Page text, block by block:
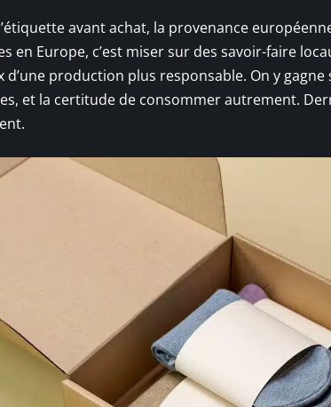
avant achat, la provenance
en Europe, c’est miser sur des savoir-faire
production plus responsable. On y
et la certitude de consommer autrement.